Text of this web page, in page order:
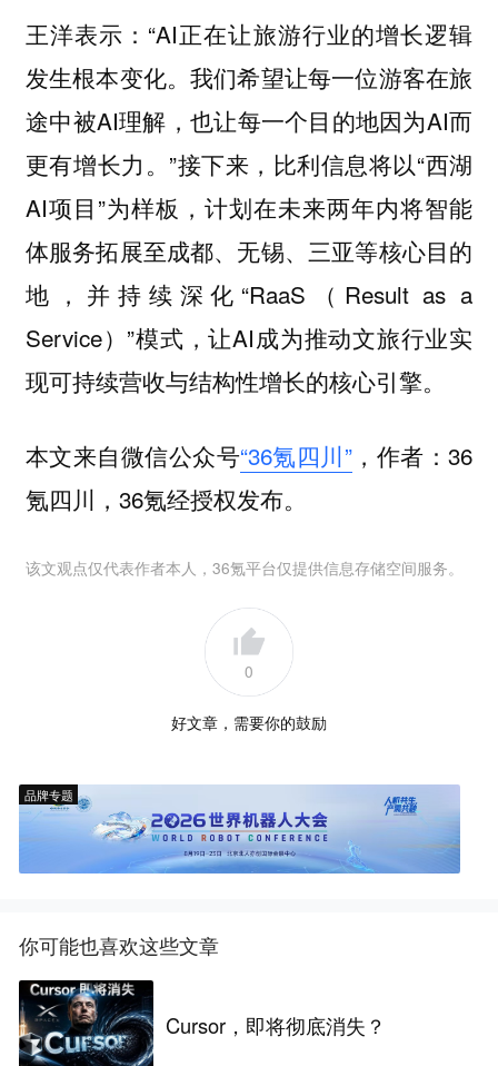
王洋表示：“AI正在让旅游行业的增长逻辑
发生根本变化。我们希望让每一位游客在旅
途中被AI理解，也让每一个目的地因为AI而
更有增长力。”接下来，比利信息将以“西湖
AI项目”为样板， 计划在未来两年内将智能
体服务拓展至成都、无锡、三亚等核心目的
地 ，并持续深化“RaaS（Result as a
Service）”模式，让AI成为推动文旅行业实
现可持续营收与结构性增长的核心引擎。
本文来自微信公众号“36氪四川”，作者：36
氪四川，36氪经授权发布。
该文观点仅代表作者本人，36氪平台仅提供信息存储空间服务。
0
好文章，需要你的鼓励
品牌专题
你可能也喜欢这些文章
Cursor，即将彻底消失？